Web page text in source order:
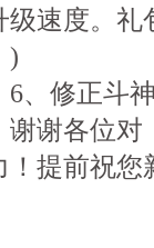
级速度。礼
)
修正斗神
各位对《
！提前祝您